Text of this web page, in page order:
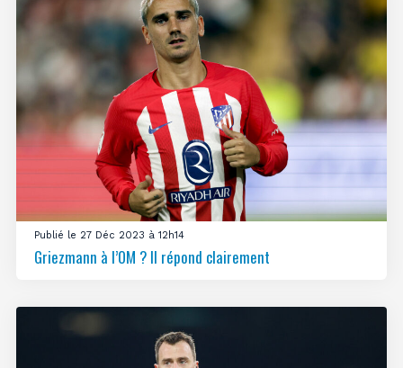
Publié le 27 Déc 2023 à 12h14
Griezmann à l’OM ? Il répond clairement